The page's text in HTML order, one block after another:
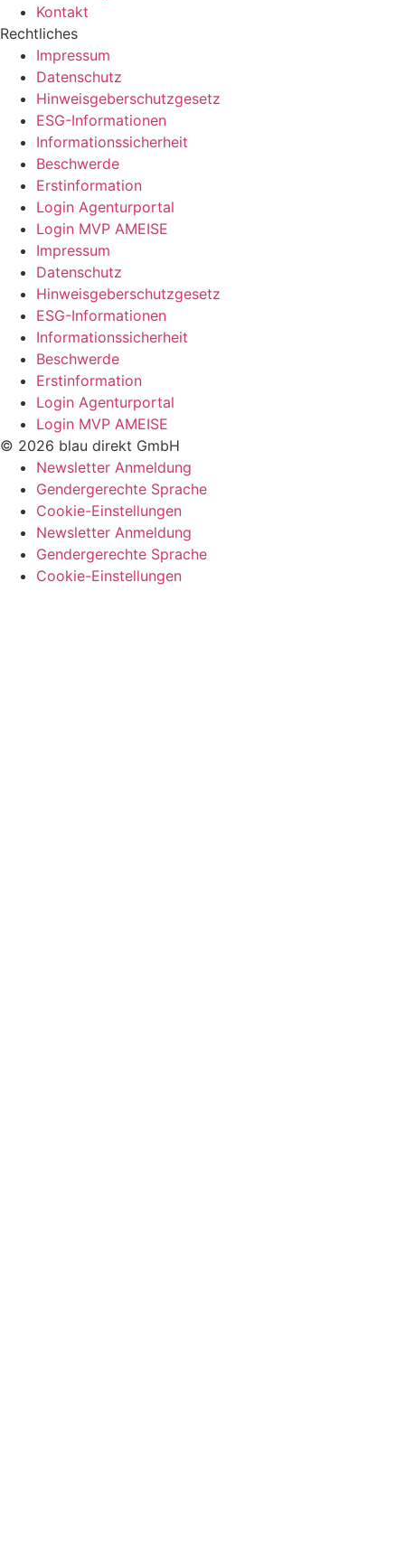
Kontakt
Rechtliches
Impressum
Datenschutz
Hinweisgeberschutzgesetz
ESG-Informationen
Informationssicherheit
Beschwerde
Erstinformation
Login Agenturportal
Login MVP AMEISE
Impressum
Datenschutz
Hinweisgeberschutzgesetz
ESG-Informationen
Informationssicherheit
Beschwerde
Erstinformation
Login Agenturportal
Login MVP AMEISE
© 2026 blau direkt GmbH
Newsletter Anmeldung
Gendergerechte Sprache
Cookie-Einstellungen
Newsletter Anmeldung
Gendergerechte Sprache
Cookie-Einstellungen